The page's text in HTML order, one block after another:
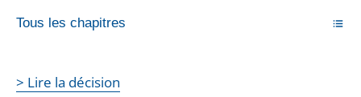
Tous les chapitres
> Lire la décision